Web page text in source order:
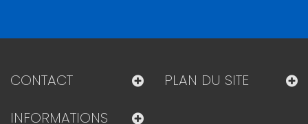
CONTACT
PLAN DU SITE
INFORMATIONS